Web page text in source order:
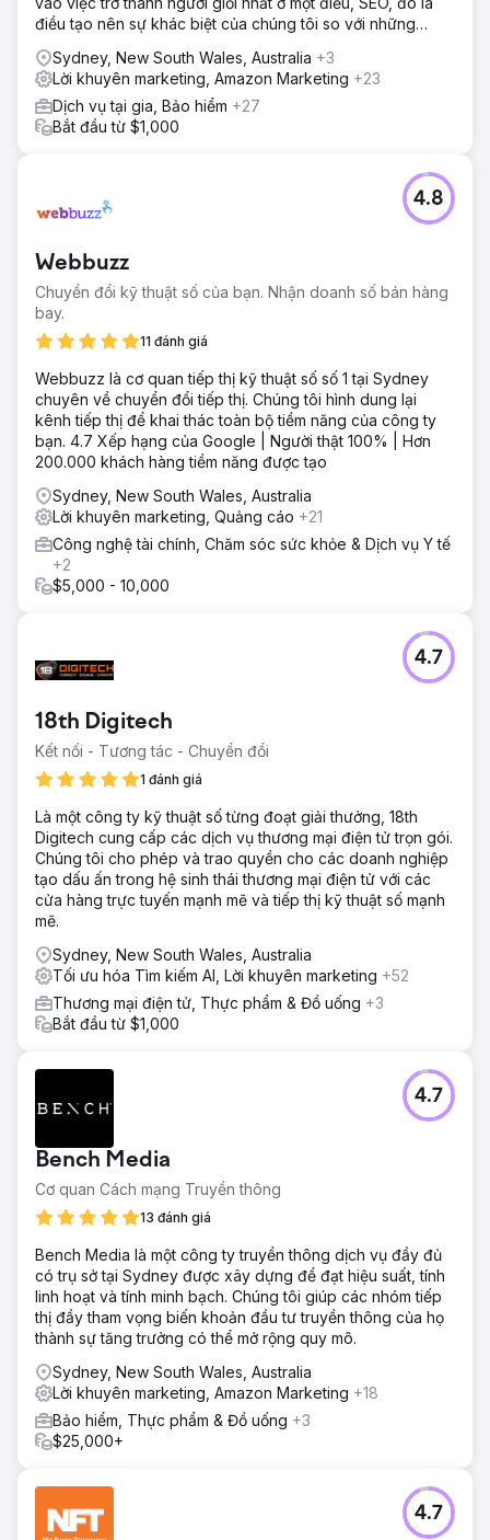
điều tạo nên sự khác biệt của chúng tôi so với những
Sydney, New South Wales, Australia +3
Lời khuyên marketing, Amazon Marketing +23
Dịch vụ tại gia, Bảo hiểm +27
Bắt đầu từ $1,000
Webbuzz
Chuyển đổi kỹ thuật số của bạn. Nhận doanh số bán hàng
bay.
11 đánh giá
4.8
Webbuzz là cơ quan tiếp thị kỹ thuật số số 1 tại Sydney
chuyên về chuyển đổi tiếp thị. Chúng tôi hình dung lại
kênh tiếp thị để khai thác toàn bộ tiềm năng của công ty
bạn. 4.7 Xếp hạng của Google | Người thật 100% | Hơn
200.000 khách hàng tiềm năng được tạo
Sydney, New South Wales, Australia
Lời khuyên marketing, Quảng cáo +21
Công nghệ tài chính, Chăm sóc sức khỏe & Dịch vụ Y tế
+2
$5,000 - 10,000
18th Digitech
Kết nối - Tương tác - Chuyển đổi
1 đánh giá
4.7
Là một công ty kỹ thuật số từng đoạt giải thưởng, 18th
Digitech cung cấp các dịch vụ thương mại điện tử trọn gói.
Chúng tôi cho phép và trao quyền cho các doanh nghiệp
tạo dấu ấn trong hệ sinh thái thương mại điện tử với các
cửa hàng trực tuyến mạnh mẽ và tiếp thị kỹ thuật số mạnh
mẽ.
Sydney, New South Wales, Australia
Tối ưu hóa Tìm kiếm AI, Lời khuyên marketing +52
Thương mại điện tử, Thực phẩm & Đồ uống +3
Bắt đầu từ $1,000
Bench Media
Cơ quan Cách mạng Truyền thông
13 đánh giá
4.7
Bench Media là một công ty truyền thông dịch vụ đầy đủ
có trụ sở tại Sydney được xây dựng để đạt hiệu suất, tính
linh hoạt và tính minh bạch. Chúng tôi giúp các nhóm tiếp
thị đầy tham vọng biến khoản đầu tư truyền thông của họ
thành sự tăng trưởng có thể mở rộng quy mô.
Sydney, New South Wales, Australia
Lời khuyên marketing, Amazon Marketing +18
Bảo hiểm, Thực phẩm & Đồ uống +3
$25,000+
4.7